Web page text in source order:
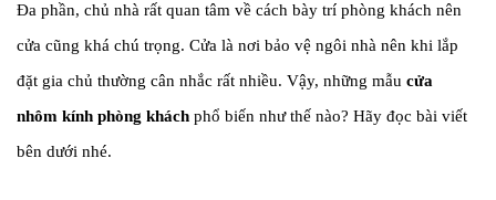
Đa phần, chủ nhà rất quan tâm về cách bày trí phòng khách nên
cửa cũng khá chú trọng. Cửa là nơi bảo vệ ngôi nhà nên khi lắp
đặt gia chủ thường cân nhắc rất nhiều. Vậy, những mẫu cửa
nhôm kính phòng khách phổ biến như thế nào? Hãy đọc bài viết
bên dưới nhé.